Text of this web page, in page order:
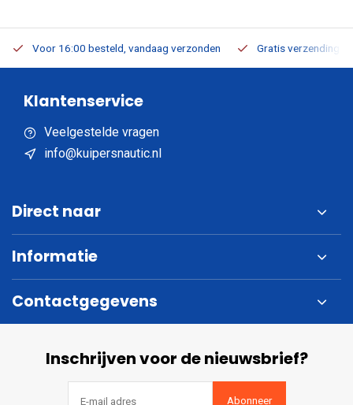
Voor 16:00 besteld, vandaag verzonden Gratis verzending
Klantenservice
Veelgestelde vragen
info@kuipersnautic.nl
Direct naar
Informatie
Contactgegevens
Inschrijven voor de nieuwsbrief?
Abonneer